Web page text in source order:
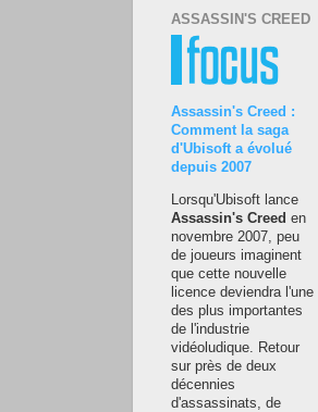
ASSASSIN'S CREED
Assassin's Creed :
Comment la saga
d'Ubisoft a évolué
depuis 2007
Lorsqu'Ubisoft lance
Assassin's Creed en
novembre 2007, peu
de joueurs imaginent
que cette nouvelle
licence deviendra l'une
des plus importantes
de l'industrie
vidéoludique. Retour
sur près de deux
décennies
d'assassinats, de